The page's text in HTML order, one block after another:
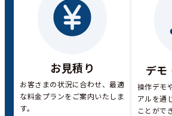
お見積り
お客さまの状況に合わせ、最適
な料金プランをご案内いたしま
す。
デモ
操作デモ
アルを通
ことがで